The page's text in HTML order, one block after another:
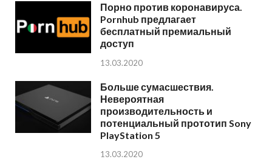
Порно против коронавируса.
Pornhub предлагает
бесплатный премиальный
доступ
13.03.2020
Больше сумасшествия.
Невероятная
производительность и
потенциальный прототип Sony
PlayStation 5
13.03.2020